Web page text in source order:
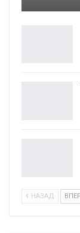
НАЗАД